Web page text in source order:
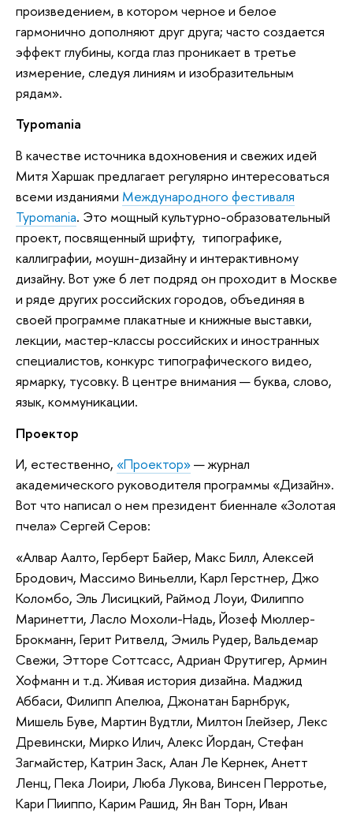
произведением, в котором черное и белое
гармонично дополняют друг друга; часто создается
эффект глубины, когда глаз проникает в третье
измерение, следуя линиям и изобразительным
рядам».
Typomania
В качестве источника вдохновения и свежих идей
Митя Харшак предлагает регулярно интересоваться
всеми изданиями Международного фестиваля
Typomania. Это мощный культурно-образовательный
проект, посвященный шрифту, типографике,
каллиграфии, моушн-дизайну и интерактивному
дизайну. Вот уже 6 лет подряд он проходит в Москве
и ряде других российских городов, объединяя в
своей программе плакатные и книжные выставки,
лекции, мастер-классы российских и иностранных
специалистов, конкурс типографического видео,
ярмарку, тусовку. В центре внимания — буква, слово,
язык, коммуникации.
Проектор
И, естественно, «Проектор»— журнал
академического руководителя программы «Дизайн».
Вот что написал о нем президент биеннале «Золотая
пчела» Сергей Серов:
«Алвар Аалто, Герберт Байер, Макс Билл, Алексей
Бродович, Массимо Виньелли, Карл Герстнер, Джо
Коломбо, Эль Лисицкий, Раймод Лоуи, Филиппо
Маринетти, Ласло Мохоли-Надь, Йозеф Мюллер-
Брокманн, Герит Ритвелд, Эмиль Рудер, Вальдемар
Свежи, Этторе Соттсасс, Адриан Фрутигер, Армин
Хофманн и т.д. Живая история дизайна. Маджид
Аббаси, Филипп Апелюа, Джонатан Барнбрук,
Мишель Буве, Мартин Вудтли, Милтон Глейзер, Лекс
Древински, Мирко Илич, Алекс Йордан, Стефан
Загмайстер, Катрин Заск, Алан Ле Кернек, Анетт
Ленц, Пека Лоири, Люба Лукова, Винсен Перротье,
Кари Пииппо, Карим Рашид, Ян Ван Торн, Иван